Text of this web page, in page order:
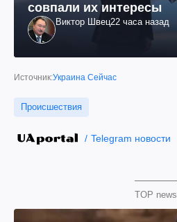
совпали их интересы
Виктор Швец22 часа назад
Источник:Украина Сейчас
Происшествия
Telegram новости
TOP news